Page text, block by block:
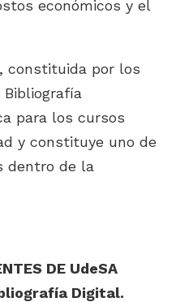
económicos y el
constituida por los
para los cursos
y constituye uno de
dentro de la
DE UdeSA
Digital.